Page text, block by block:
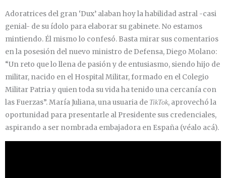
Adoratrices del gran ‘Dux’ alaban hoy la habilidad astral -casi
genial- de su ídolo para elaborar su gabinete. No estamos
mintiendo. Él mismo lo confesó. Basta mirar sus comentarios
en la posesión del nuevo ministro de Defensa, Diego Molano:
“Un reto que lo llena de pasión y de entusiasmo, siendo hijo de
militar, nacido en el Hospital Militar, formado en el Colegio
Militar Patria y quien toda su vida ha tenido una cercanía con
las Fuerzas”. María Juliana, una usuaria de TikTok, aprovechó la
oportunidad para presentarle al Presidente sus credenciales,
aspirando a ser nombrada embajadora en España (véalo acá).